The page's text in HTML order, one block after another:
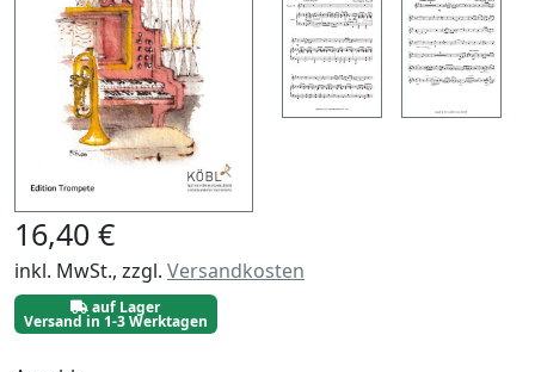
16,40 €
inkl. MwSt., zzgl. Versandkosten
auf Lager
Versand in 1-3 Werktagen